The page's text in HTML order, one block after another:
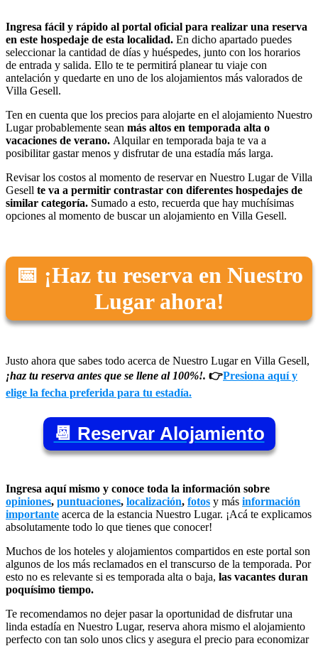
Ingresa fácil y rápido al portal oficial para realizar una reserva
en este hospedaje de esta localidad. En dicho apartado puedes
seleccionar la cantidad de días y huéspedes, junto con los horarios
de entrada y salida. Ello te te permitirá planear tu viaje con
antelación y quedarte en uno de los alojamientos más valorados de
Villa Gesell.
Ten en cuenta que los precios para alojarte en el alojamiento Nuestro
Lugar probablemente sean más altos en temporada alta o
vacaciones de verano. Alquilar en temporada baja te va a
posibilitar gastar menos y disfrutar de una estadía más larga.
Revisar los costos al momento de reservar en Nuestro Lugar de Villa
Gesell te va a permitir contrastar con diferentes hospedajes de
similar categoría. Sumado a esto, recuerda que hay muchísimas
opciones al momento de buscar un alojamiento en Villa Gesell.
📅 ¡Haz tu reserva en Nuestro
Lugar ahora!
Justo ahora que sabes todo acerca de Nuestro Lugar en Villa Gesell,
¡haz tu reserva antes que se llene al 100%!. 👉Presiona aquí y
elige la fecha preferida para tu estadía.
📆 Reservar Alojamiento
Ingresa aquí mismo y conoce toda la información sobre
opiniones, puntuaciones, localización, fotos y más información
importante acerca de la estancia Nuestro Lugar. ¡Acá te explicamos
absolutamente todo lo que tienes que conocer!
Muchos de los hoteles y alojamientos compartidos en este portal son
algunos de los más reclamados en el transcurso de la temporada. Por
esto no es relevante si es temporada alta o baja, las vacantes duran
poquísimo tiempo.
Te recomendamos no dejer pasar la oportunidad de disfrutar una
linda estadía en Nuestro Lugar, reserva ahora mismo el alojamiento
perfecto con tan solo unos clics y asegura el precio para economizar